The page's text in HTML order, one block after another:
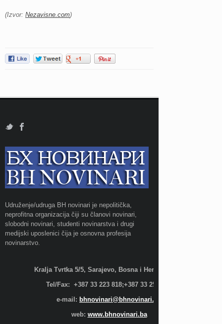
(Izvor: Nezavisne.com)
Udruženje/udruga BH novinari je nepolitička,
neprofitna organizacija čiji su članovi novinari,
slobodni novinari, studenti novinarstva i drugi
medijski uposlenici čija je osnovna profesija
novinarstvo.
Kralja Tvrtka 5/5, Sarajevo, Bosna i Hercegovina;
Tel/Fax: +387 33 223 818;+387 33 255 600
e-mail: bhnovinari@bhnovinari.ba
web: www.bhnovinari.ba